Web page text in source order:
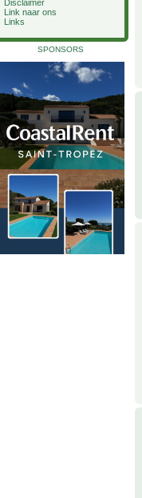
Disclaimer
Link naar ons
Links
SPONSORS